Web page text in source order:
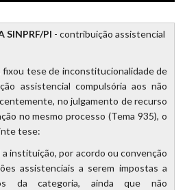
SINPRF/PI - contribuição assistencial
tese de inconstitucionalidade de
assistencial compulsória aos não
no julgamento de recurso
no mesmo processo (Tema 935), o
tese:
por acordo ou convenção
assistenciais a serem impostas a
da categoria, ainda que não